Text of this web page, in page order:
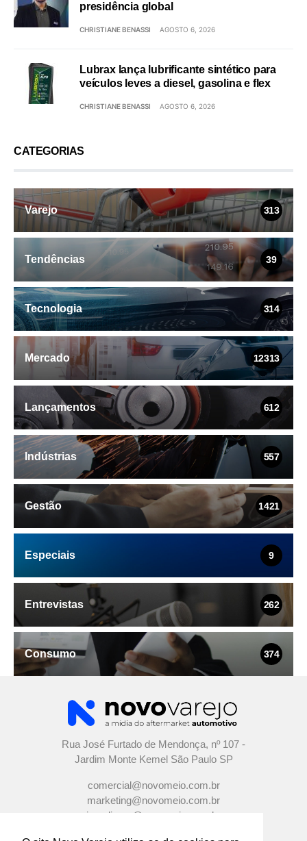
presidência global
CHRISTIANE BENASSI AGOSTO 6, 2026
Lubrax lança lubrificante sintético para
veículos leves a diesel, gasolina e flex
CHRISTIANE BENASSI AGOSTO 6, 2026
CATEGORIAS
Varejo 313
Tendências 39
Tecnologia 314
Mercado 12313
Lançamentos 612
Indústrias 557
Gestão 1421
Especiais 9
Entrevistas 262
Consumo 374
Rua José Furtado de Mendonça, nº 107 -
Jardim Monte Kemel São Paulo SP
comercial@novomeio.com.br
marketing@novomeio.com.br
jornalismo@novomeio.com.br